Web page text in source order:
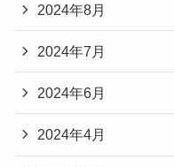
2024年8月
2024年7月
2024年6月
2024年4月